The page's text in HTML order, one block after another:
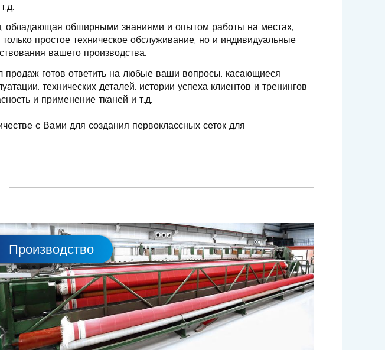
обладающая обширными знаниями и опытом работы на местах,
простое техническое обслуживание, но и индивидуальные
вашего производства.
готов ответить на любые ваши вопросы, касающиеся
технических деталей, истории успеха клиентов и тренингов
и применение тканей и т.д.
с Вами для создания первоклассных сеток для
Производство